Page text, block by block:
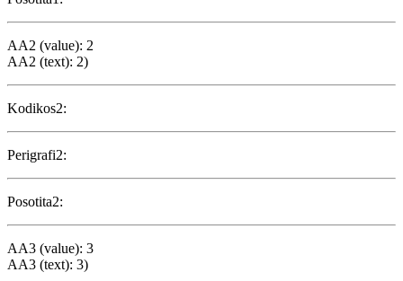
AA2 (value): 2
AA2 (text): 2)
Kodikos2:
Perigrafi2:
Posotita2:
AA3 (value): 3
AA3 (text): 3)